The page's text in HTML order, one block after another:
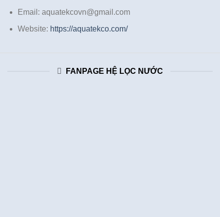
Email: aquatekcovn@gmail.com
Website: https://aquatekco.com/
FANPAGE HỆ LỌC NƯỚC